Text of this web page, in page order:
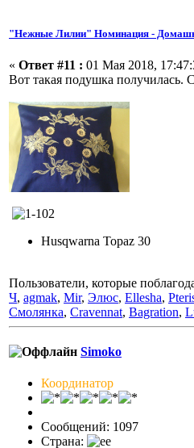
"Нежные Лилии" Номинация -
« Ответ #11 : 01 Мая 2018,
Вот такая подушка получилась.
Husqwarna Topaz 30
Пользователи, которые
Ч, agmak, Mir, Элюс, Ellesha,
Смолянка, Cravennat, Bagration,
Simoko
Координатор
Сообщений: 1097
Страна: